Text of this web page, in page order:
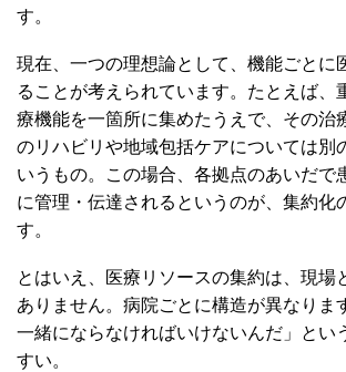
す。
現在、一つの理想論として、機能ごとに
ることが考えられています。たとえば、
療機能を一箇所に集めたうえで、その治
のリハビリや地域包括ケアについては別
いうもの。この場合、各拠点のあいだで
に管理・伝達されるというのが、集約化
す。
とはいえ、医療リソースの集約は、現場
ありません。病院ごとに構造が異なりま
一緒にならなければいけないんだ」とい
すい。